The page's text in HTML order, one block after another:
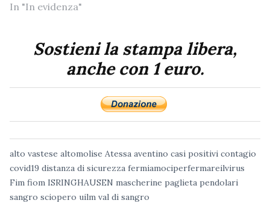
In "In evidenza"
Sostieni la stampa libera,
anche con 1 euro.
alto vastese altomolise Atessa aventino casi positivi contagio
covid19 distanza di sicurezza fermiamociperfermareilvirus
Fim fiom ISRINGHAUSEN mascherine paglieta pendolari
sangro sciopero uilm val di sangro